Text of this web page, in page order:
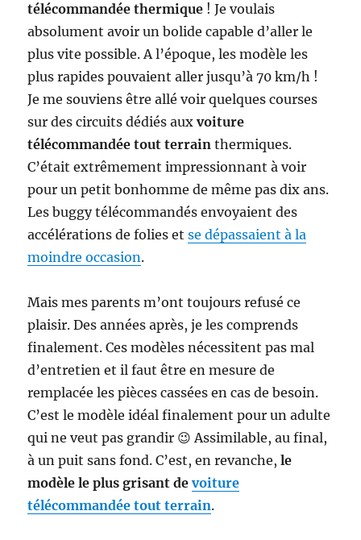
télécommandée thermique ! Je voulais
absolument avoir un bolide capable d’aller le
plus vite possible. A l’époque, les modèle les
plus rapides pouvaient aller jusqu’à 70 km/h !
Je me souviens être allé voir quelques courses
sur des circuits dédiés auxvoiture
télécommandée tout terrain thermiques.
C’était extrêmement impressionnant à voir
pour un petit bonhomme de même pas dix ans.
Les buggy télécommandés envoyaient des
accélérations de folies etse dépassaient à la
moindre occasion.
Mais mes parents m’ont toujours refusé ce
plaisir. Des années après, je les comprends
finalement. Ces modèles nécessitent pas mal
d’entretien et il faut être en mesure de
remplacée les pièces cassées en cas de besoin.
C’est le modèle idéal finalement pour un adulte
qui ne veut pas grandir 😉 Assimilable, au final,
à un puit sans fond. C’est, en revanche,le
modèle le plus grisant devoiture
télécommandée tout terrain.